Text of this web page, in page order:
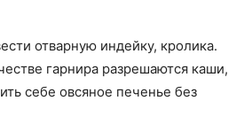
отварную индейку, кролика.
гарнира разрешаются каши,
себе овсяное печенье без